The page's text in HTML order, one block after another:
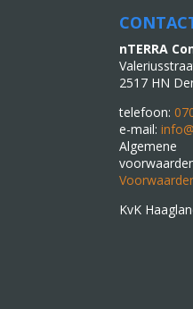
nTERRA
2517 HN
telefoon:
e-mail:
Algemene
KvK